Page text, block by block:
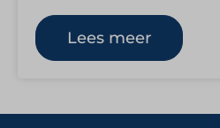
contactmomenten en
klant tot klant, is het
Lees meer